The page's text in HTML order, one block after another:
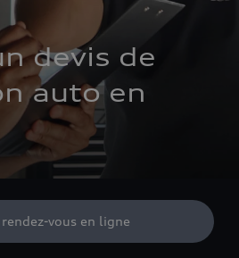
devis de
auto en
vous en ligne